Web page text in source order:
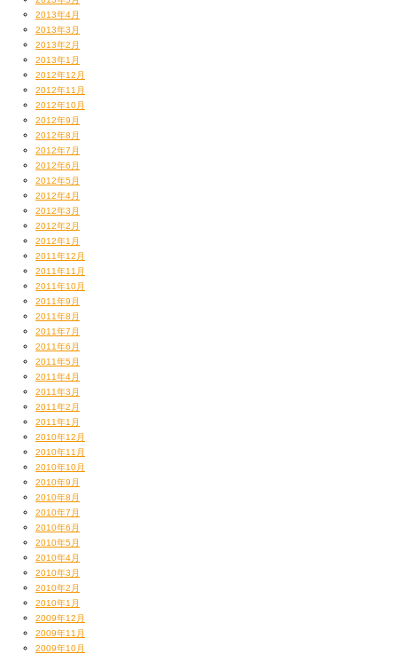
2013年4月
2013年3月
2013年2月
2013年1月
2012年12月
2012年11月
2012年10月
2012年9月
2012年8月
2012年7月
2012年6月
2012年5月
2012年4月
2012年3月
2012年2月
2012年1月
2011年12月
2011年11月
2011年10月
2011年9月
2011年8月
2011年7月
2011年6月
2011年5月
2011年4月
2011年3月
2011年2月
2011年1月
2010年12月
2010年11月
2010年10月
2010年9月
2010年8月
2010年7月
2010年6月
2010年5月
2010年4月
2010年3月
2010年2月
2010年1月
2009年12月
2009年11月
2009年10月